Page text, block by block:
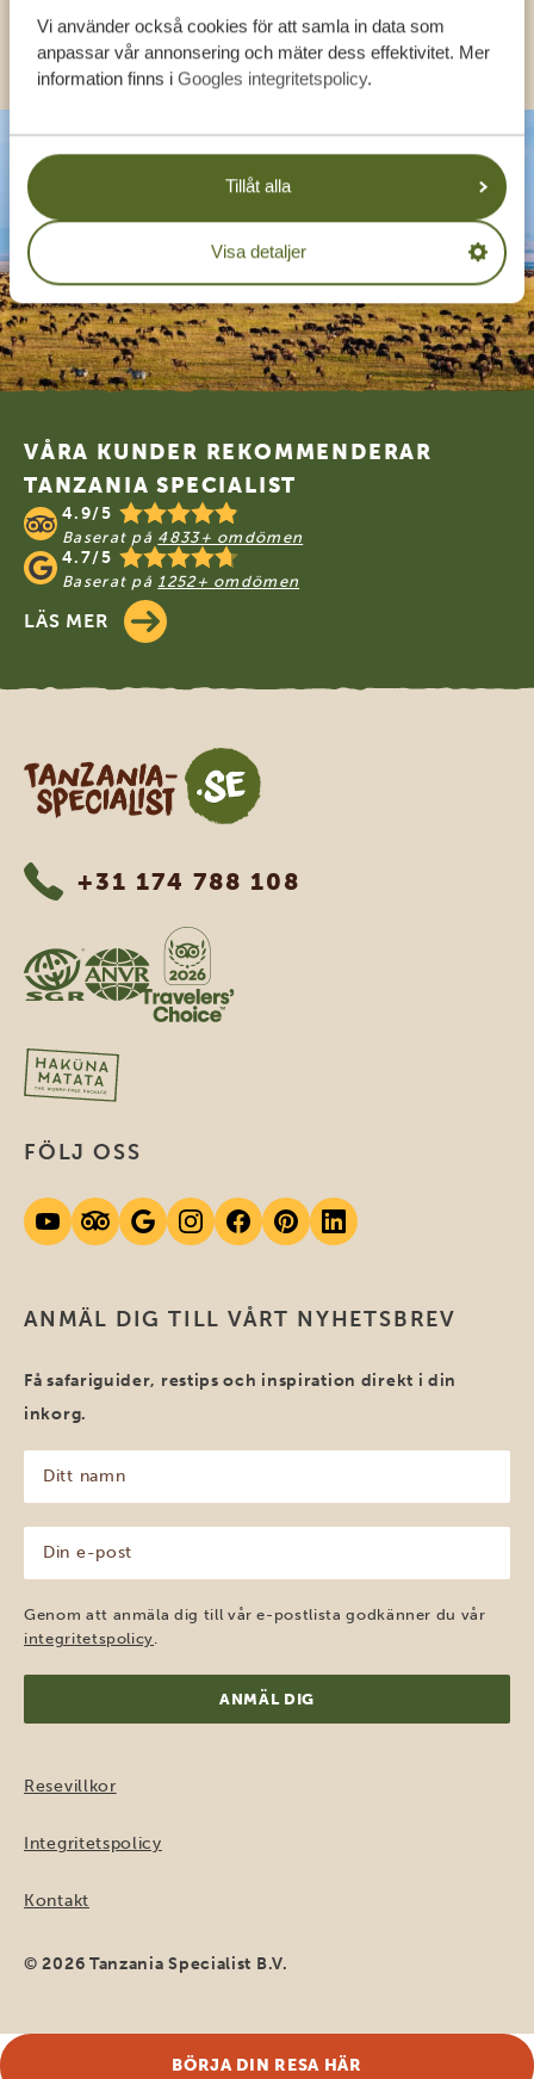
Vi använder också cookies för att samla in data som
anpassar vår annonsering och mäter dess effektivitet. Mer
information finns i Googles integritetspolicy.
Tillåt alla
Visa detaljer
KONTAKT
Footer
VÅRA KUNDER REKOMMENDERAR
TANZANIA SPECIALIST
4.9/5
Baserat på 4833+ omdömen
4.7/5
Baserat på 1252+ omdömen
LÄS MER
Tanzania Specialist
+31 174 788 108
ANMÄL DIG TILL VÅRT NYHETSBREV
Få safariguider, restips och inspiration direkt i din
inkorg.
namn
(Obligatoriskt)
post
(Obligatoriskt)
Genom att anmäla dig till vår e-postlista godkänner du vår
integritetspolicy
FÖLJ OSS
Resevillkor
Integritetspolicy
Kontakt
© 2026 Tanzania Specialist B.V.
BÖRJA DIN RESA HÄR